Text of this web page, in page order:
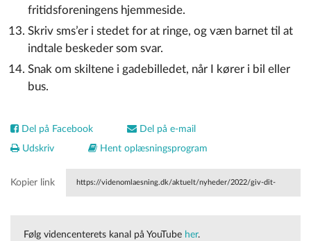
fritidsforeningens hjemmeside.
Skriv sms’er i stedet for at ringe, og væn barnet til at
indtale beskeder som svar.
Snak om skiltene i gadebilledet, når I kører i bil eller
bus.
Del på Facebook
Del på e-mail
Udskriv
Hent oplæsningsprogram
Kopier link https://videnomlaesning.dk/aktuelt/nyheder/2022/giv-dit-
Følg videncenterets kanal på YouTube her.